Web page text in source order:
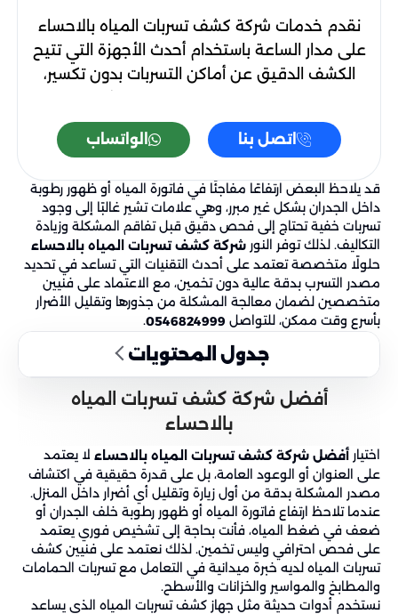
نقدم خدمات شركة كشف تسربات المياه بالاحساء
على مدار الساعة باستخدام أحدث الأجهزة التي تتيح
الكشف الدقيق عن أماكن التسربات بدون تكسير،
جذورها. نعمل على تحديد مصدر التسرب سواء في
المواسير أو الجدران أو الأسطح بدقة عالية، مع
سريعة واحترافية تناسب احتياجات العملاء في أي
وقت.
اتصل بنا الواتساب
قد يلاحظ البعض ارتفاعًا مفاجئًا في فاتورة المياه أو ظهور رطوبة
داخل الجدران بشكل غير مبرر، وهي علامات تشير غالبًا إلى وجود
تسربات خفية تحتاج إلى فحص دقيق قبل تفاقم المشكلة وزيادة
التكاليف. لذلك توفر النور شركة كشف تسربات المياه بالاحساء
حلولًا متخصصة تعتمد على أحدث التقنيات التي تساعد في تحديد
مصدر التسرب بدقة عالية دون تخمين، مع الاعتماد على فنيين
متخصصين لضمان معالجة المشكلة من جذورها وتقليل الأضرار
بأسرع وقت ممكن، للتواصل 0546824999
.
جدول المحتويات
أفضل شركة كشف تسربات المياه
بالاحساء
اختيار أفضل شركة كشف تسربات المياه بالاحساء لا يعتمد
على العنوان أو الوعود العامة، بل على قدرة حقيقية في اكتشاف
مصدر المشكلة بدقة من أول زيارة وتقليل أي أضرار داخل المنزل.
عندما تلاحظ ارتفاع فاتورة المياه أو ظهور رطوبة خلف الجدران أو
ضعف في ضغط المياه، فأنت بحاجة إلى تشخيص فوري يعتمد
على فحص احترافي وليس تخمين. لذلك نعتمد على فنيين كشف
تسربات المياه لديه خبرة ميدانية في التعامل مع تسربات الحمامات
والمطابخ والمواسير والخزانات والأسطح.
نستخدم أدوات حديثة مثل جهاز كشف تسربات المياه الذي يساعد